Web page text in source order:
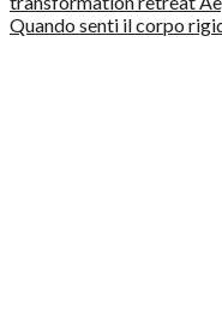
Quando senti il corpo